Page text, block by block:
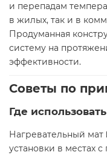
и перепадам
в жилых, так и в
Продуманная
систему на
эффективности.
Советы по
Где использовать
Нагревательный мат
установки в местах